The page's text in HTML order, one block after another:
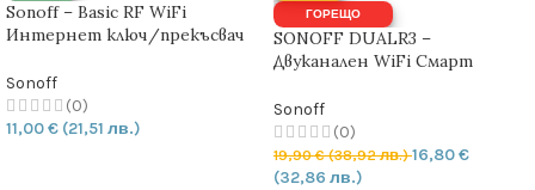
Sonoff – Basic RF WiFi
Интернет ключ/прекъсвач
Sonoff
(0)
11,00€ (21,51 лв.)
ГОРЕЩО
SONOFF DUALR3 –
Двуканален WiFi Смарт
Мощността 15А | 3300W
Sonoff
(0)
19,90€(38,92 лв.)16,80€
(32,86 лв.)